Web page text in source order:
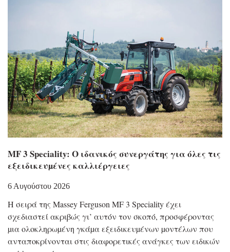
MF 3 Speciality: Ο ιδανικός συνεργάτης για όλες τις
εξειδικευµένες καλλιέργειες
6 Αυγούστου 2026
Η σειρά της Massey Ferguson MF 3 Speciality έχει
σχεδιαστεί ακριβώς γι’ αυτόν τον σκοπό, προσφέροντας
µια ολοκληρωµένη γκάµα εξειδικευµένων µοντέλων που
ανταποκρίνονται στις διαφορετικές ανάγκες των ειδικών